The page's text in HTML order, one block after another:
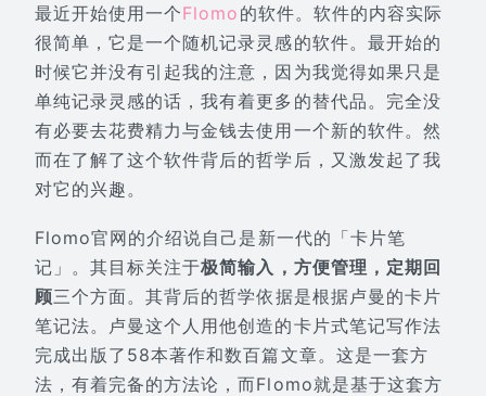
最近开始使用一个Flomo 的软件。软件的内容实际
很简单，它是一个随机记录灵感的软件。最开始的
时候它并没有引起我的注意，因为我觉得如果只是
单纯记录灵感的话，我有着更多的替代品。完全没
有必要去花费精力与金钱去使用一个新的软件。然
而在了解了这个软件背后的哲学后，又激发起了我
对它的兴趣。
Flomo官网的介绍说自己是新一代的「卡片笔
记」。其目标关注于极简输入，方便管理，定期回
顾三个方面。其背后的哲学依据是根据卢曼的卡片
笔记法。卢曼这个人用他创造的卡片式笔记写作法
完成出版了58本著作和数百篇文章。这是一套方
法，有着完备的方法论，而Flomo就是基于这套方